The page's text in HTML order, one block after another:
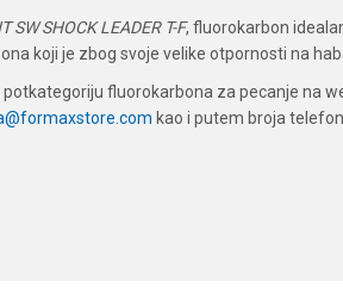
SW SHOCK LEADER T-F, fluorokarbon
koji je zbog svoje velike otpornosti na
fluorokarbona za pecanje na
kao i putem broja